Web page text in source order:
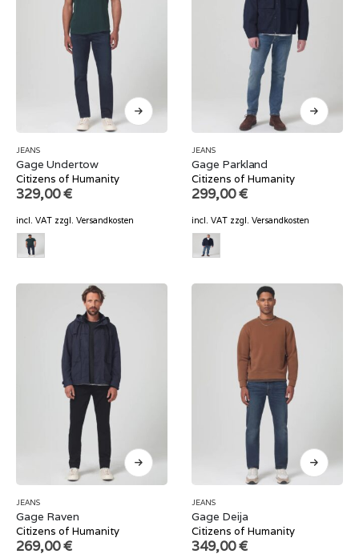
JEANS
Gage Undertow
Citizens of Humanity
329,00€
incl. VAT zzgl. Versandkosten
JEANS
Gage Parkland
Citizens of Humanity
299,00€
incl. VAT zzgl. Versandkosten
JEANS
Gage Raven
Citizens of Humanity
269,00€
JEANS
Gage Deija
Citizens of Humanity
349,00€